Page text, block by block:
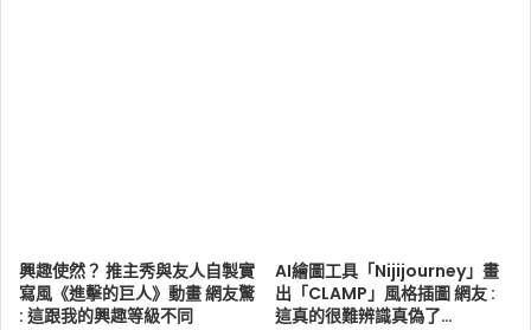
興趣使然？ 推主秀與友人自製實
寫風《進擊的巨人》動畫 網友驚
: 這跟我的興趣等級不同
AI繪圖工具「Nijijourney」畫
出「CLAMP」風格插圖 網友 :
這真的很難辨識真偽了…